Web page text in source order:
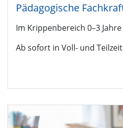
Im Krippenbereich 0–3 Jahre
Ab sofort in Voll- und Teilzeit